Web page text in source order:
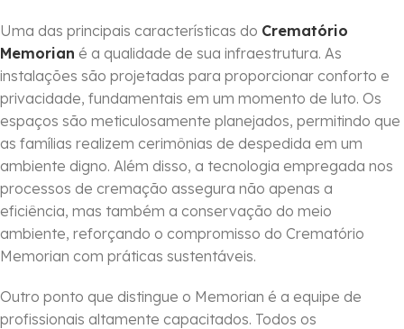
Uma das principais características do Crematório
Memorian é a qualidade de sua infraestrutura. As
instalações são projetadas para proporcionar conforto e
privacidade, fundamentais em um momento de luto. Os
espaços são meticulosamente planejados, permitindo que
as famílias realizem cerimônias de despedida em um
ambiente digno. Além disso, a tecnologia empregada nos
processos de cremação assegura não apenas a
eficiência, mas também a conservação do meio
ambiente, reforçando o compromisso do Crematório
Memorian com práticas sustentáveis.
Outro ponto que distingue o Memorian é a equipe de
profissionais altamente capacitados. Todos os